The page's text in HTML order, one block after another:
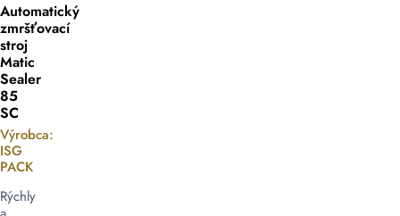
Automatický
zmršťovací
stroj
Matic
Sealer
85
SC
Výrobca:
ISG
PACK
Rýchly